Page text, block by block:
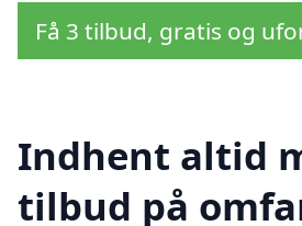
Få 3 tilbud, gratis og
Indhent altid
tilbud på